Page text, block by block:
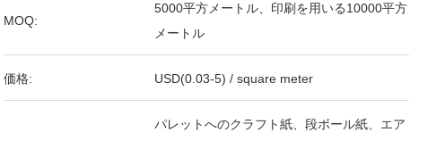
MOQ:
5000平方メートル、印刷を用いる10000平方
メートル
価格: USD(0.03-5) / square meter
パレットへのクラフト紙、段ボール紙、エア